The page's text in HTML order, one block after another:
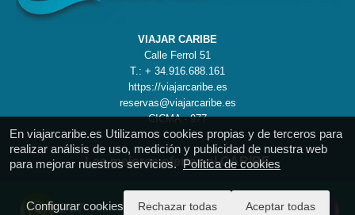
24/7
En viajarcaribe.es Utilizamos cookies propias y de terceros para
realizar análisis de uso, medición y publicidad de nuestra web
para mejorar nuestros servicios.Política de cookies
Configurar cookies Rechazar todas Aceptar todas
VIAJAR CARIBE
Calle Ferrol 51
T.: + 34.916.688.161
https://viajarcaribe.es
reservas@viajarcaribe.es
CICMA - 977
Las mejores ofertas al CARIBE